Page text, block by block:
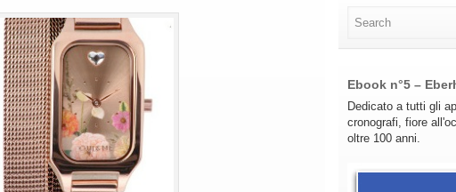
Ebook n°5 –
Dedicato a tutti gli
cronografi, fiore
oltre 100 anni.